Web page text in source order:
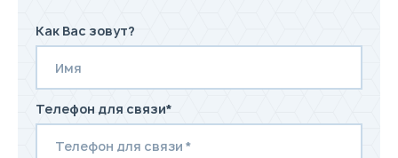
Как Вас зовут?
Телефон для связи*